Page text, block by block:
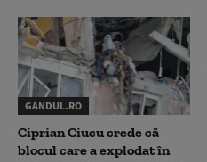
GANDUL.RO
Ciprian Ciucu crede că
blocul care a explodat în